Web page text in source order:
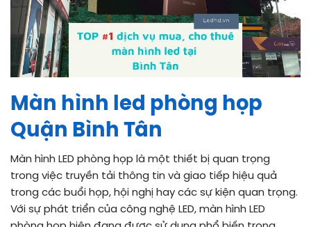
Màn hình led phòng họp
Quận Bình Tân
Màn hình LED phòng họp là một thiết bị quan trọng
trong việc truyền tải thông tin và giao tiếp hiệu quả
trong các buổi họp, hội nghị hay các sự kiện quan trọng.
Với sự phát triển của công nghệ LED, màn hình LED